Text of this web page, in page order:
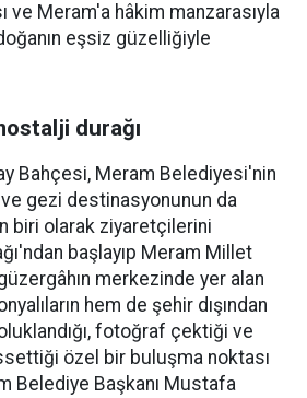
ve Meram'a hâkim manzarasıyla
eşsiz güzelliğiyle
durağı
Bahçesi, Meram Belediyesi'nin
gezi destinasyonunun da
biri olarak ziyaretçilerini
başlayıp Meram Millet
merkezinde yer alan
hem de şehir dışından
fotoğraf çektiği ve
özel bir buluşma noktası
Belediye Başkanı Mustafa